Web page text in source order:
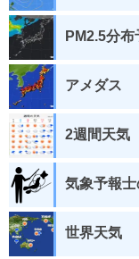
PM2.5分布
アメダス
2週間天気
気象予報
世界天気